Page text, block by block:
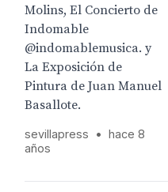
Molins, El Concierto de
Indomable
@indomablemusica. y
La Exposición de
Pintura de Juan Manuel
Basallote.
sevillapress •
hace 8
años